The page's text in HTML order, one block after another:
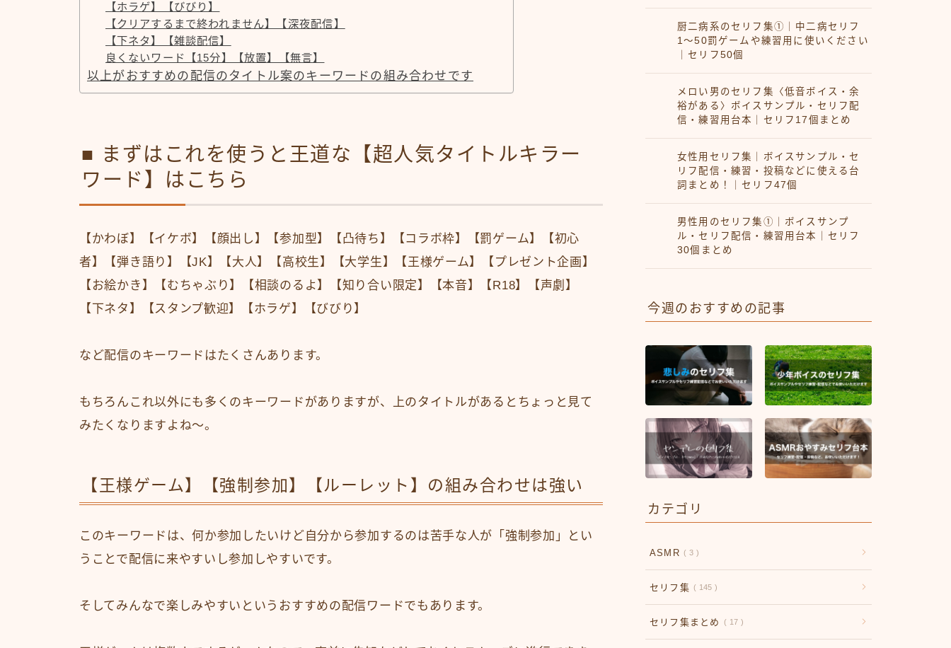
【ホラゲ】【びびり】
【クリアするまで終われません】【深夜配信】
【下ネタ】【雑談配信】
良くないワード【15分】【放置】【無言】
以上がおすすめの配信のタイトル案のキーワードの組み合わせです
■ まずはこれを使うと王道な【超人気タイトルキラー
ワード】はこちら
【かわぼ】【イケボ】【顔出し】【参加型】【凸待ち】【コラボ枠】【罰ゲーム】【初心
者】【弾き語り】【JK】【大人】【高校生】【大学生】【王様ゲーム】【プレゼント企画】
【お絵かき】【むちゃぶり】【相談のるよ】【知り合い限定】【本音】【R18】【声劇】
【下ネタ】【スタンプ歓迎】【ホラゲ】【びびり】
など配信のキーワードはたくさんあります。
もちろんこれ以外にも多くのキーワードがありますが、上のタイトルがあるとちょっと見て
みたくなりますよね～。
【王様ゲーム】【強制参加】【ルーレット】の組み合わせは強い
このキーワードは、何か参加したいけど自分から参加するのは苦手な人が「強制参加」とい
うことで配信に来やすいし参加しやすいです。
そしてみんなで楽しみやすいというおすすめの配信ワードでもあります。
厨二病系のセリフ集①｜中二病セリフ
1〜50罰ゲームや練習用に使いください
｜セリフ50個
メロい男のセリフ集〈低音ボイス・余
裕がある〉ボイスサンプル・セリフ配
信・練習用台本｜セリフ17個まとめ
女性用セリフ集｜ボイスサンプル・セ
リフ配信・練習・投稿などに使える台
詞まとめ！｜セリフ47個
男性用のセリフ集①｜ボイスサンプ
ル・セリフ配信・練習用台本｜セリフ
30個まとめ
今週のおすすめの記事
カテゴリ
ASMR 3
セリフ集 145
セリフ集まとめ 17